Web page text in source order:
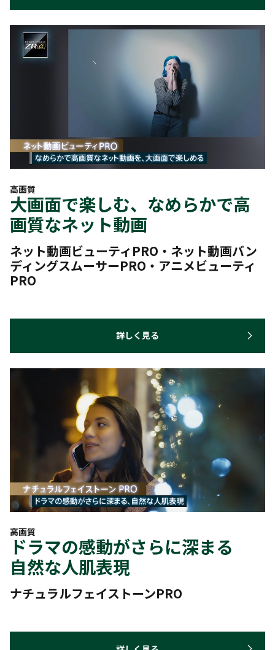
高画質
大画面で楽しむ、なめらかで高
画質なネット動画
ネット動画ビューティPRO・ネット動画バン
ディングスムーサーPRO・アニメビューティ
PRO
詳しく見る
高画質
ドラマの感動がさらに深まる
自然な人肌表現
ナチュラルフェイストーンPRO